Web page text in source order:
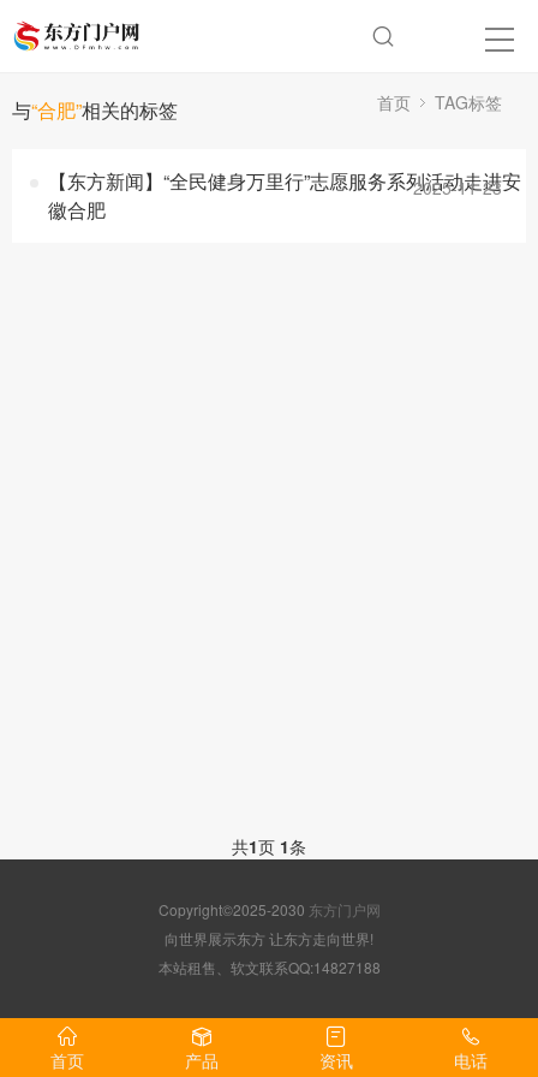
与“合肥”相关的标签 首页 TAG标签
【东方新闻】“全民健身万里行”志愿服务系列活动走进安
徽合肥
2025-11-23
共1页 1条
Copyright©2025-2030 东方门户网
向世界展示东方 让东方走向世界!
本站租售、软文联系QQ:14827188
首页 产品 资讯 电话